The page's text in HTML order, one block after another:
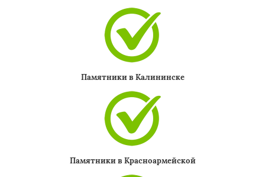
Памятники в Калининске
Памятники в Красноармейской